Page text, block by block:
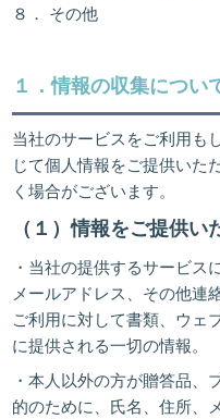
８． その他
１．情報の収集につい
当社のサービスをご利用も
じて個人情報をご提供いた
く場合がございます。
（１）情報をご提供い
・当社の提供するサービス
メールアドレス、その他連
ご利用に対して書類、ウェ
に提供される一切の情報。
・本人以外の方が贈答品、
的のために、氏名、住所、